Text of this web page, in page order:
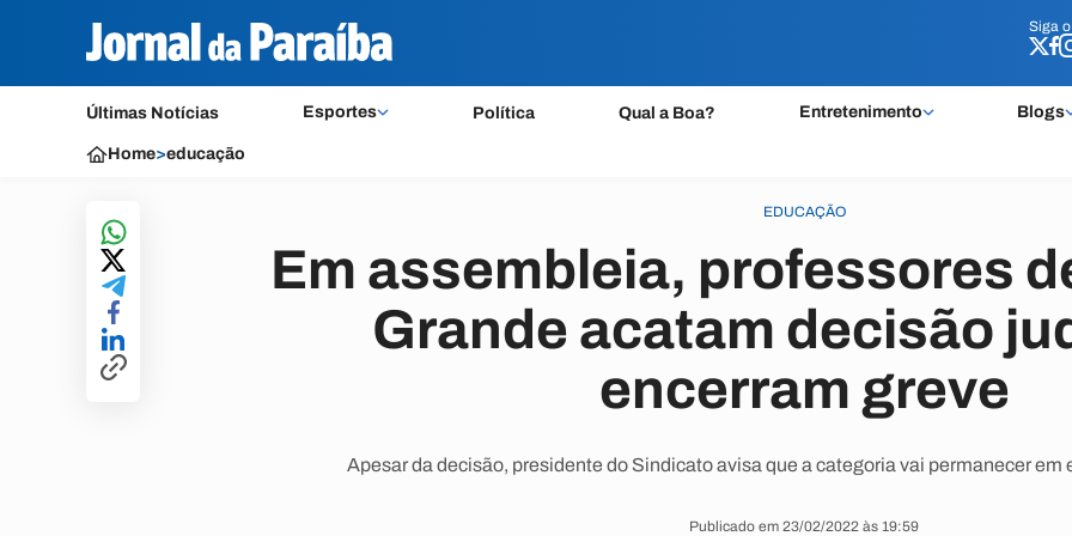
Siga o
Últimas Notícias Esportes Política Qual a Boa? Entretenimento Blogs
Siga o
Home>educação
EDUCAÇÃO
Em assembleia, professores
Grande acatam decisão
encerram greve
Apesar da decisão, presidente do Sindicato avisa que a categoria vai permanecer em
Publicado em 23/02/2022 às 19:59